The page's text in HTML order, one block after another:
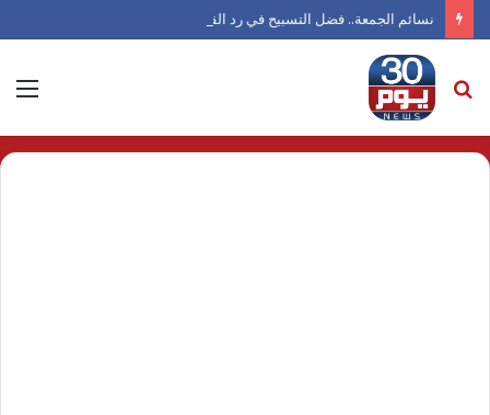
نسائم الجمعة.. فضل التسبيح في رد القدر والرضا النفسي
بحث
عن